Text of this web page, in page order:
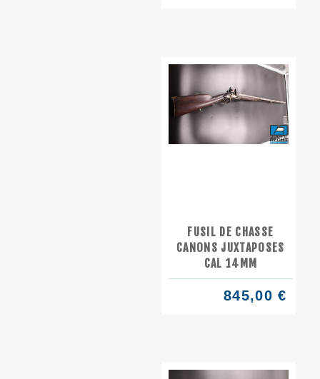
FUSIL DE CHASSE
CANONS JUXTAPOSES
CAL 14MM
845,00 €